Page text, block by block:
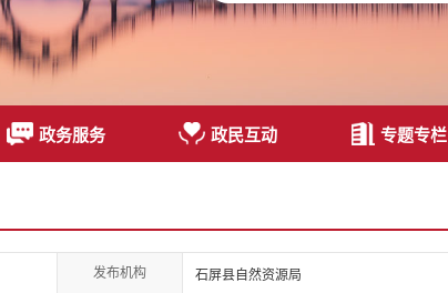
政务服务 政民互动 专题专栏
发布机构 石屏县自然资源局